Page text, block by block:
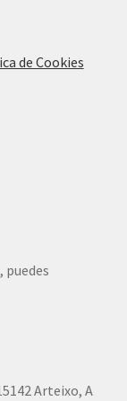
de Cookies
puedes
Arteixo, A